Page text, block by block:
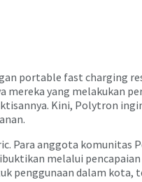
portable fast charging
mereka yang melakukan
Kini, Polytron
Para anggota komunitas
melalui pencapaian
penggunaan dalam kota,